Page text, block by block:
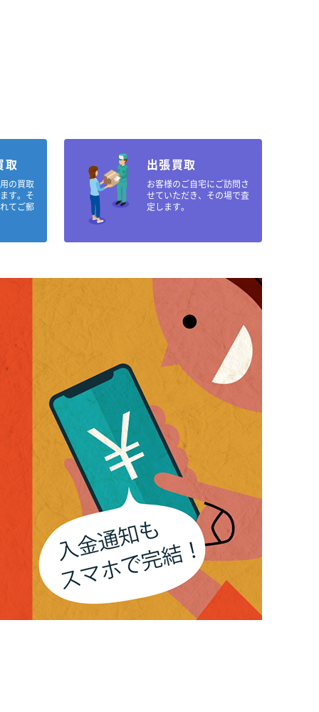
取
の買取
す。そ
てご郵
出張買取
お客様のご自宅にご訪問さ
せていただき、その場で査
定します。